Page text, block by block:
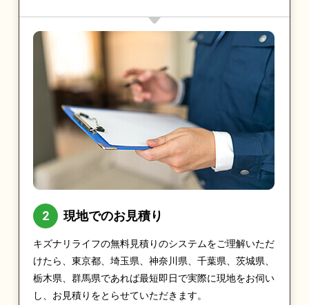
現地でのお見積り
キズナリライフの無料見積りのシステムをご理解いただ
けたら、東京都、埼玉県、神奈川県、千葉県、茨城県、
栃木県、群馬県であれば最短即日で実際に現地をお伺い
し、お見積りをとらせていただきます。